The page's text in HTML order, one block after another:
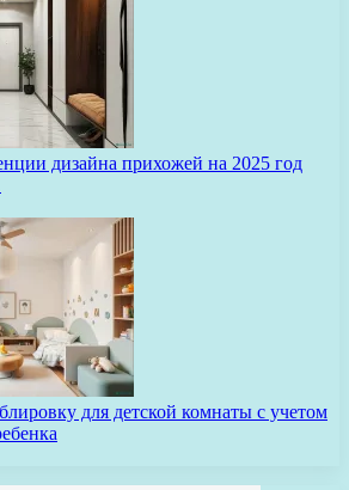
дизайна прихожей на 2025 год
для детской комнаты с учетом